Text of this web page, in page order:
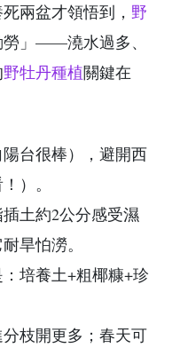
兩盆才領悟到， 野
」——澆水過多、
野牡丹種植關鍵在
台很棒），避開西
）。
土約2公分感受濕
旱怕澇。
培養土+粗椰糠+珍
枝開更多；春天可